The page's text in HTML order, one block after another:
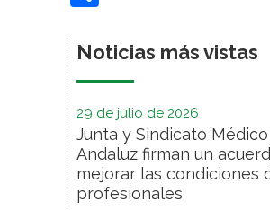
Noticias más vistas
29 de julio de 2026
Junta y Sindicato Médico
Andaluz firman un
mejorar las condiciones
profesionales